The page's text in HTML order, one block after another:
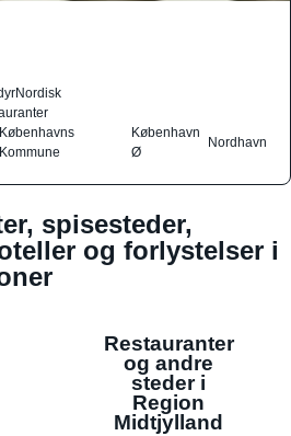
Nordisk
Københavns
Kommune
København
Ø
Nordhavn
spisesteder,
og forlystelser i
Restauranter
og andre
steder i
Region
Midtjylland